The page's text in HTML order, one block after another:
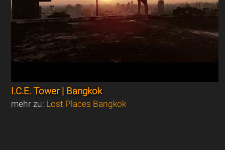
I.C.E. Tower | Bangkok
mehr zu: Lost Places Bangkok